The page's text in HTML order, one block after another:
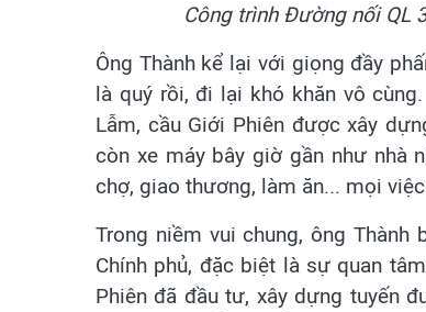
Công trình Đường nối QL
Ông Thành kể lại với giọng đầy
là quý rồi, đi lại khó khăn vô
Lẫm, cầu Giới Phiên được xây
còn xe máy bây giờ gần như nhà
chợ, giao thương, làm ăn... mọi
Trong niềm vui chung, ông
Chính phủ, đặc biệt là sự quan
Phiên đã đầu tư, xây dựng tuyến